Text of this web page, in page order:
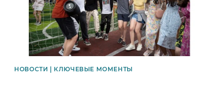
НОВОСТИ | КЛЮЧЕВЫЕ МОМЕНТЫ